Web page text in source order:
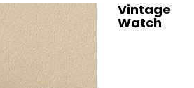
Vintage
Watch